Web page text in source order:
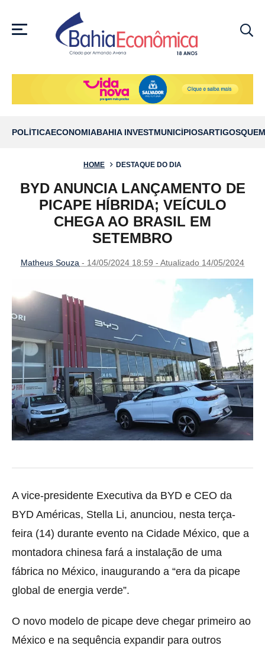
MENU
POLÍTICAECONOMIABAHIA INVESTMUNICÍPIOSARTIGOS
HOME DESTAQUE DO DIA
BYD ANUNCIA LANÇAMENTO DE
PICAPE HÍBRIDA; VEÍCULO
CHEGA AO BRASIL EM
SETEMBRO
Matheus Souza - 14/05/2024 18:59 - Atualizado 14/05/2024
A vice-presidente Executiva da BYD e CEO da
BYD Américas, Stella Li, anunciou, nesta terça-
feira (14) durante evento na Cidade México, que a
montadora chinesa fará a instalação de uma
fábrica no México, inaugurando a “era da picape
global de energia verde”.
O novo modelo de picape deve chegar primeiro ao
México e na sequência expandir para outros